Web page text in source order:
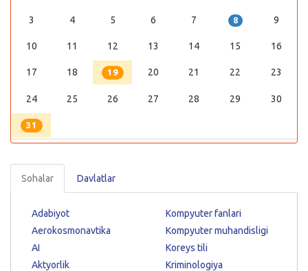
3 4 5 6 7 8 9
10 11 12 13 14 15 16
17 18 19 20 21 22 23
24 25 26 27 28 29 30
31
Sohalar Davlatlar
Adabiyot
Aerokosmonavtika
AI
Aktyorlik
Kompyuter fanlari
Kompyuter muhandisligi
Koreys tili
Kriminologiya